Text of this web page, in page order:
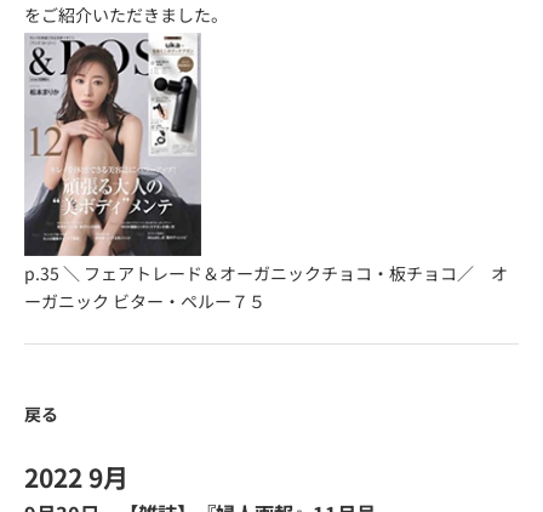
をご紹介いただきました。
p.35 ＼ フェアトレード＆オーガニックチョコ・板チョコ／ オ
ーガニック ビター・ペルー７５
戻る
2022 9月